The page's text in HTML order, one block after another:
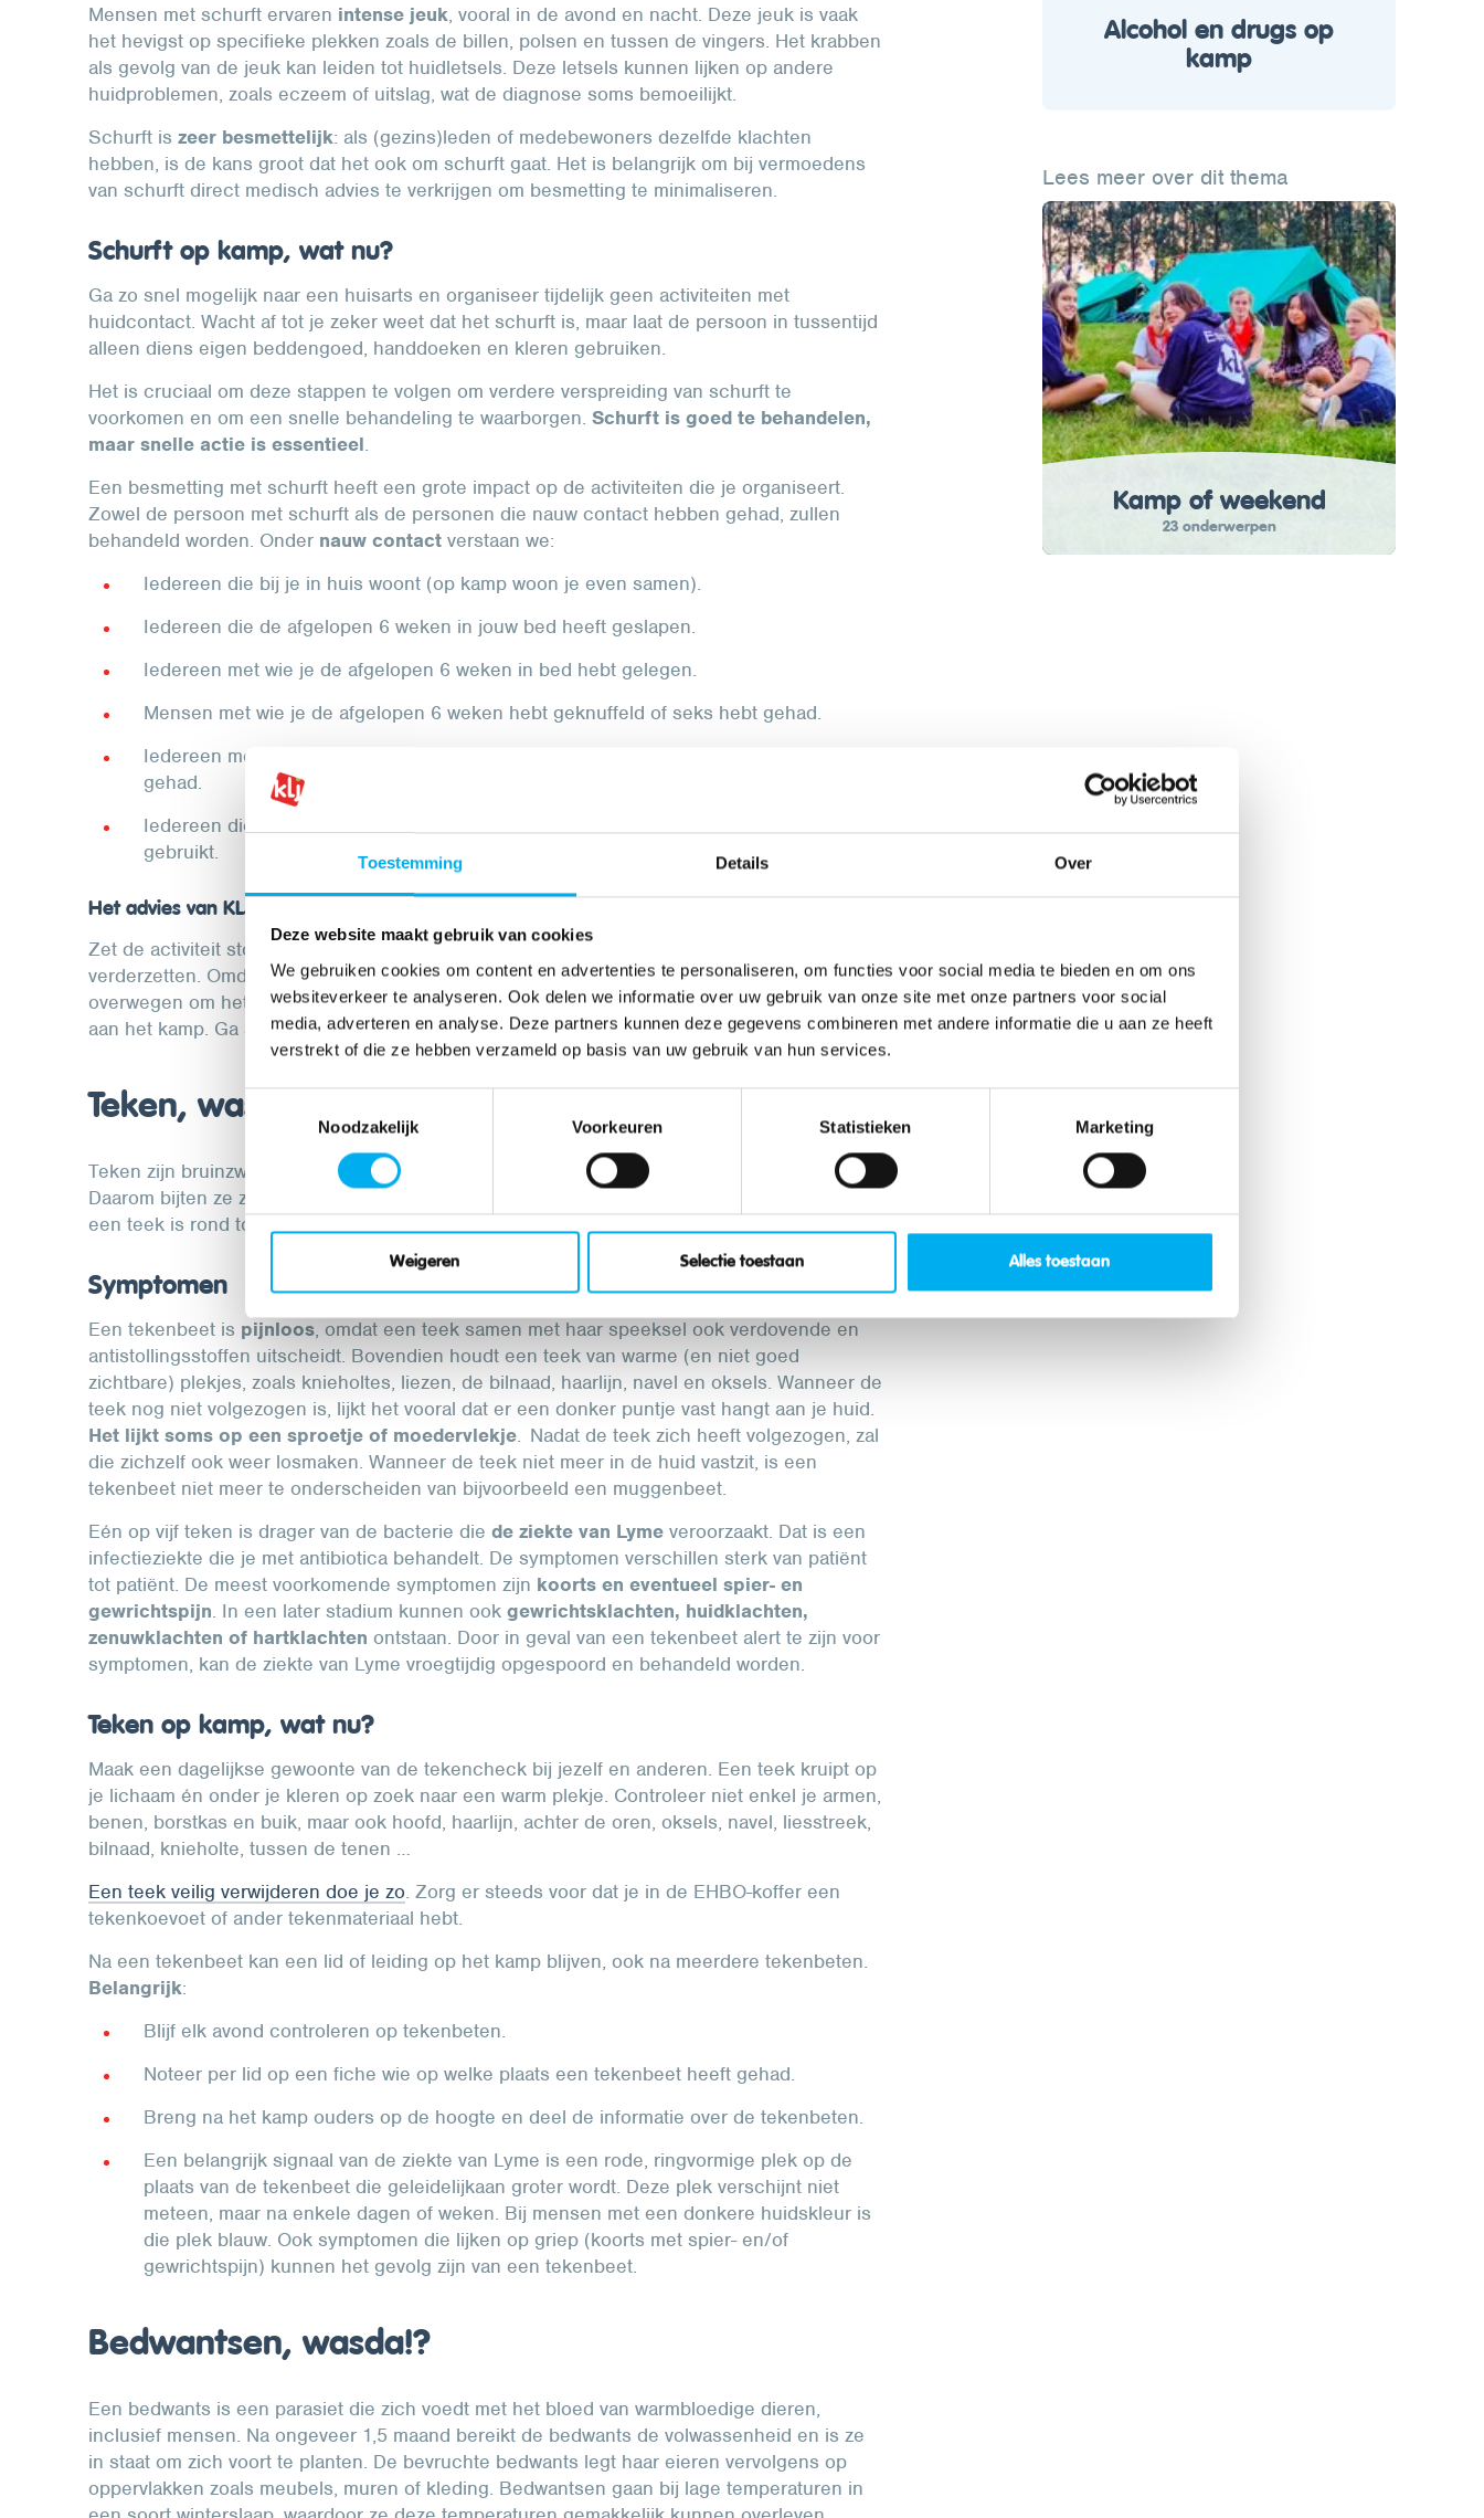
Toestemming Details Over
Deze website maakt gebruik van cookies
We gebruiken cookies om content en advertenties te personaliseren, om functies voor social media te bieden en om ons
websiteverkeer te analyseren. Ook delen we informatie over uw gebruik van onze site met onze partners voor social
media, adverteren en analyse. Deze partners kunnen deze gegevens combineren met andere informatie die u aan ze heeft
verstrekt of die ze hebben verzameld op basis van uw gebruik van hun services.
Toestemmingsselectie
Noodzakelijk
Voorkeuren Statistieken Marketing
Weigeren Selectie toestaan Alles toestaan
Mensen met schurft ervaren intense jeuk, vooral in de avond en nacht. Deze jeuk is vaak
het hevigst op specifieke plekken zoals de billen, polsen en tussen de vingers. Het krabben
als gevolg van de jeuk kan leiden tot huidletsels. Deze letsels kunnen lijken op andere
huidproblemen, zoals eczeem of uitslag, wat de diagnose soms bemoeilijkt.
Schurft is zeer besmettelijk: als (gezins)leden of medebewoners dezelfde klachten
hebben, is de kans groot dat het ook om schurft gaat. Het is belangrijk om bij vermoedens
van schurft direct medisch advies te verkrijgen om besmetting te minimaliseren.
Schurft op kamp, wat nu?
Ga zo snel mogelijk naar een huisarts en organiseer tijdelijk geen activiteiten met
huidcontact. Wacht af tot je zeker weet dat het schurft is, maar laat de persoon in tussentijd
alleen diens eigen beddengoed, handdoeken en kleren gebruiken.
Het is cruciaal om deze stappen te volgen om verdere verspreiding van schurft te
voorkomen en om een snelle behandeling te waarborgen. Schurft is goed te behandelen,
maar snelle actie is essentieel.
Een besmetting met schurft heeft een grote impact op de activiteiten die je organiseert.
Zowel de persoon met schurft als de personen die nauw contact hebben gehad, zullen
behandeld worden. Onder nauw contact verstaan we:
Iedereen die bij je in huis woont (op kamp woon je even samen).
Iedereen die de afgelopen 6 weken in jouw bed heeft geslapen.
Iedereen met wie je de afgelopen 6 weken in bed hebt gelegen.
Mensen met wie je de afgelopen 6 weken hebt geknuffeld of seks hebt gehad.
Iedereen met wie je de afgelopen 6 weken meer dan 15 minuten huidcontact hebt
gehad.
Iedereen die de afgelopen 6 weken jouw kleding, handdoeken of beddengoed heeft
gebruikt.
Het advies van KLJ
Zet de activiteit stop en laat iedereen de behandeling tegen schurft thuis
verderzetten. Omdat de impact van een schurftbesmetting zodanig groot is, kan je
overwegen om het lid in kwestie tot het einde van de behandeling niet te laten deelnemen
aan het kamp. Ga steeds in gesprek met dit lid of de ouders.
Teken, wasda!?
Teken zijn bruinzwarte bloedzuigende parasieten. Om te groeien, hebben ze bloed nodig.
Daarom bijten ze zoogdieren, vogels en soms ook reptielen of amfibieën. Het lichaam van
een teek is rond tot ovaal en plat. Een volgezogen teek is bijna bolvormig.
Symptomen
Een tekenbeet is pijnloos, omdat een teek samen met haar speeksel ook verdovende en
antistollingsstoffen uitscheidt. Bovendien houdt een teek van warme (en niet goed
zichtbare) plekjes, zoals knieholtes, liezen, de bilnaad, haarlijn, navel en oksels. Wanneer de
teek nog niet volgezogen is, lijkt het vooral dat er een donker puntje vast hangt aan je huid.
Het lijkt soms op een sproetje of moedervlekje. Nadat de teek zich heeft volgezogen, zal
die zichzelf ook weer losmaken. Wanneer de teek niet meer in de huid vastzit, is een
tekenbeet niet meer te onderscheiden van bijvoorbeeld een muggenbeet.
Eén op vijf teken is drager van de bacterie die de ziekte van Lyme veroorzaakt. Dat is een
infectieziekte die je met antibiotica behandelt. De symptomen verschillen sterk van patiënt
tot patiënt. De meest voorkomende symptomen zijn koorts en eventueel spier- en
gewrichtspijn. In een later stadium kunnen ook gewrichtsklachten, huidklachten,
zenuwklachten of hartklachten ontstaan. Door in geval van een tekenbeet alert te zijn voor
symptomen, kan de ziekte van Lyme vroegtijdig opgespoord en behandeld worden.
Teken op kamp, wat nu?
Maak een dagelijkse gewoonte van de tekencheck bij jezelf en anderen. Een teek kruipt op
je lichaam én onder je kleren op zoek naar een warm plekje. Controleer niet enkel je armen,
benen, borstkas en buik, maar ook hoofd, haarlijn, achter de oren, oksels, navel, liesstreek,
bilnaad, knieholte, tussen de tenen …
Een teek veilig verwijderen doe je zo. Zorg er steeds voor dat je in de EHBO-koffer een
tekenkoevoet of ander tekenmateriaal hebt.
Na een tekenbeet kan een lid of leiding op het kamp blijven, ook na meerdere tekenbeten.
Belangrijk:
Blijf elk avond controleren op tekenbeten.
Noteer per lid op een fiche wie op welke plaats een tekenbeet heeft gehad.
Breng na het kamp ouders op de hoogte en deel de informatie over de tekenbeten.
Een belangrijk signaal van de ziekte van Lyme is een rode, ringvormige plek op de
plaats van de tekenbeet die geleidelijkaan groter wordt. Deze plek verschijnt niet
meteen, maar na enkele dagen of weken. Bij mensen met een donkere huidskleur is
die plek blauw. Ook symptomen die lijken op griep (koorts met spier- en/of
gewrichtspijn) kunnen het gevolg zijn van een tekenbeet.
Bedwantsen, wasda!?
Een bedwants is een parasiet die zich voedt met het bloed van warmbloedige dieren,
inclusief mensen. Na ongeveer 1,5 maand bereikt de bedwants de volwassenheid en is ze
in staat om zich voort te planten. De bevruchte bedwants legt haar eieren vervolgens op
oppervlakken zoals meubels, muren of kleding. Bedwantsen gaan bij lage temperaturen in
Alcohol en drugs op
kamp
Lees meer over dit thema
Kamp of weekend
23 onderwerpen